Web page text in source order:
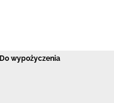
Do wypożyczenia